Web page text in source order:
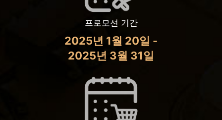
프로모션 기간
2025년 1월 20일 -
2025년 3월 31일